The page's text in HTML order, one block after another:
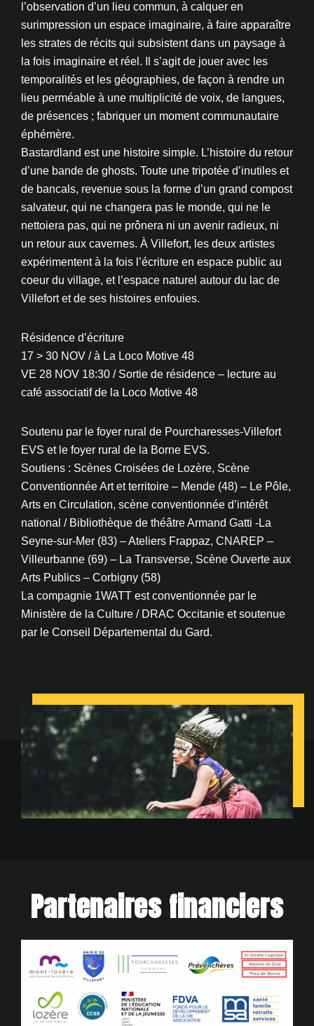
l’observation d’un lieu commun, à calquer en
surimpression un espace imaginaire, à faire apparaître
les strates de récits qui subsistent dans un paysage à
la fois imaginaire et réel. Il s’agit de jouer avec les
temporalités et les géographies, de façon à rendre un
lieu perméable à une multiplicité de voix, de langues,
de présences ; fabriquer un moment communautaire
éphémère.
Bastardland est une histoire simple. L’histoire du retour
d’une bande de ghosts. Toute une tripotée d’inutiles et
de bancals, revenue sous la forme d’un grand compost
salvateur, qui ne changera pas le monde, qui ne le
nettoiera pas, qui ne prônera ni un avenir radieux, ni
un retour aux cavernes. À Villefort, les deux artistes
expérimentent à la fois l’écriture en espace public au
coeur du village, et l’espace naturel autour du lac de
Villefort et de ses histoires enfouies.
Résidence d’écriture
17 > 30 NOV / à La Loco Motive 48
VE 28 NOV 18:30 / Sortie de résidence – lecture au
café associatif de la Loco Motive 48
Soutenu par le foyer rural de Pourcharesses-Villefort
EVS et le foyer rural de la Borne EVS.
Soutiens : Scènes Croisées de Lozère, Scène
Conventionnée Art et territoire – Mende (48) – Le Pôle,
Arts en Circulation, scène conventionnée d’intérêt
national / Bibliothèque de théâtre Armand Gatti -La
Seyne-sur-Mer (83) – Ateliers Frappaz, CNAREP –
Villeurbanne (69) – La Transverse, Scène Ouverte aux
Arts Publics – Corbigny (58)
La compagnie 1WATT est conventionnée par le
Ministère de la Culture / DRAC Occitanie et soutenue
par le Conseil Départemental du Gard.
Partenaires financiers